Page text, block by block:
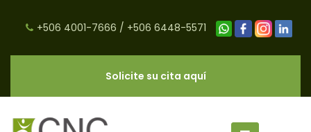
+506 4001-7666 / +506 6448-5571
Solicite su cita aquí